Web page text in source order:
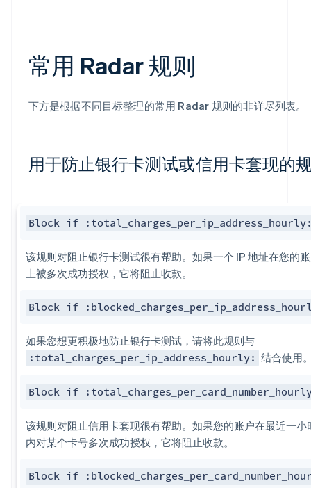
常用 Radar 规则
下方是根据不同目标整理的常用 Radar 规则的非详尽列表。
用于防止银行卡测试或信用卡套现的
Block if
该规则对阻止银行卡测试很有帮助。如果一个 IP 地址在您的
上被多次成功授权，它将阻止收款。
Block if
如果您想更积极地防止银行卡测试，请将此规则与
:total_charges_per_ip_address_hourly: 结合使用
Block if
该规则对阻止信用卡套现很有帮助。如果您的账户在最近一小
内对某个卡号多次成功授权，它将阻止收款。
Block if